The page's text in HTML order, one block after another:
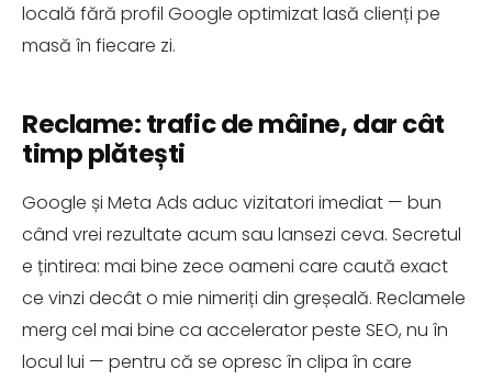
locală fără profil Google optimizat lasă clienți pe
masă în fiecare zi.
Reclame: trafic de mâine, dar cât
timp plătești
Google și Meta Ads aduc vizitatori imediat — bun
când vrei rezultate acum sau lansezi ceva. Secretul
e țintirea: mai bine zece oameni care caută exact
ce vinzi decât o mie nimeriți din greșeală. Reclamele
merg cel mai bine ca accelerator peste SEO, nu în
locul lui — pentru că se opresc în clipa în care